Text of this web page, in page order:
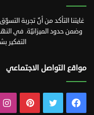
غايتنا التأكد من أنّ تجربة
وضمن حدود الميزانيّة. في
التفكير
مواقع التواصل الاجتماعي
فيسبوك تويتر